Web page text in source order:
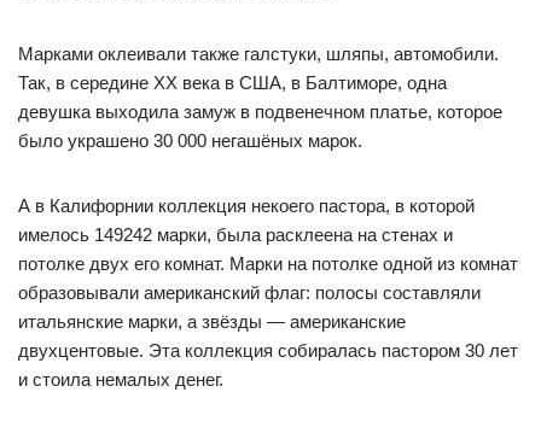
Марками оклеивали также галстуки, шляпы, автомобили.
Так, в середине XX века в США, в Балтиморе, одна
девушка выходила замуж в подвенечном платье, которое
было украшено 30 000 негашёных марок.
А в Калифорнии коллекция некоего пастора, в которой
имелось 149242 марки, была расклеена на стенах и
потолке двух его комнат. Марки на потолке одной из комнат
образовывали американский флаг: полосы составляли
итальянские марки, а звёзды — американские
двухцентовые. Эта коллекция собиралась пастором 30 лет
и стоила немалых денег.